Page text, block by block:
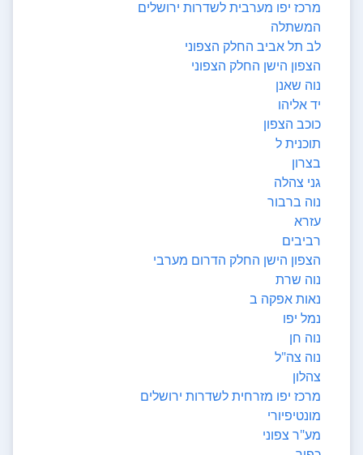
מרכז יפו מערבית לשדרות ירושלים
המשתלה
לב תל אביב החלק הצפוני
הצפון הישן החלק הצפוני
נוה שאנן
יד אליהו
כוכב הצפון
תוכנית ל
בצרון
גני צהלה
נוה ברבור
עזרא
רביבים
הצפון הישן החלק הדרום מערבי
נוה שרת
נאות אפקה ב
נמל יפו
נוה חן
נוה צה"ל
צהלון
מרכז יפו מזרחית לשדרות ירושלים
מונטיפיורי
מע"ר צפוני